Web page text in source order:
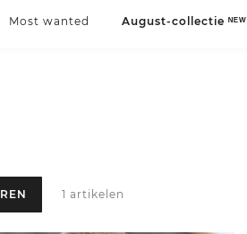
Most wanted August-collectie ᴺᴱᵂ
1 artikelen